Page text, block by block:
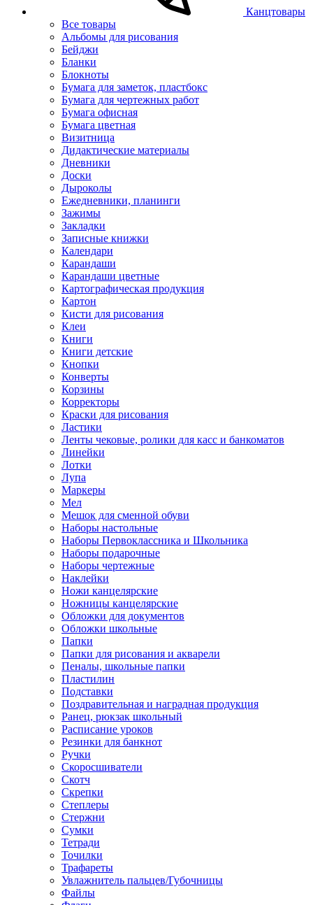
Канцтовары
Все товары
Альбомы для рисования
Бейджи
Бланки
Блокноты
Бумага для заметок, пластбокс
Бумага для чертежных работ
Бумага офисная
Бумага цветная
Визитница
Дидактические материалы
Дневники
Доски
Дыроколы
Ежедневники, планинги
Зажимы
Закладки
Записные книжки
Календари
Карандаши
Карандаши цветные
Картографическая продукция
Картон
Кисти для рисования
Клеи
Книги
Книги детские
Кнопки
Конверты
Корзины
Корректоры
Краски для рисования
Ластики
Ленты чековые, ролики для касс и банкоматов
Линейки
Лотки
Лупа
Маркеры
Мел
Мешок для сменной обуви
Наборы настольные
Наборы Первоклассника и Школьника
Наборы подарочные
Наборы чертежные
Наклейки
Ножи канцелярские
Ножницы канцелярские
Обложки для документов
Обложки школьные
Папки
Папки для рисования и акварели
Пеналы, школьные папки
Пластилин
Подставки
Поздравительная и наградная продукция
Ранец, рюкзак школьный
Расписание уроков
Резинки для банкнот
Ручки
Скоросшиватели
Скотч
Скрепки
Степлеры
Стержни
Сумки
Тетради
Точилки
Трафареты
Увлажнитель пальцев/Губочницы
Файлы